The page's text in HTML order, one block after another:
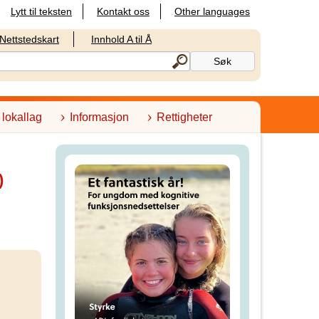
Lytt til teksten Kontakt oss Other languages
Nettstedskart Innhold A til Å
Informasjon Rettigheter